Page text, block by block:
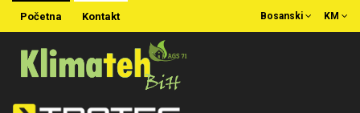
Početna Kontakt KM
Bosanski